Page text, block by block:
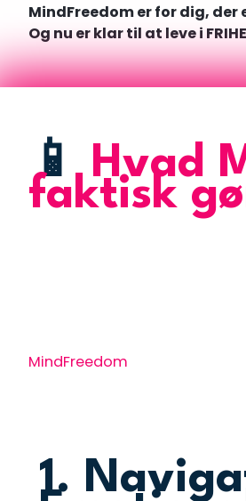
MindFreedom er for dig,
Og nu er klar til at leve i
📱Hvad
faktisk
MindFreedom
1.